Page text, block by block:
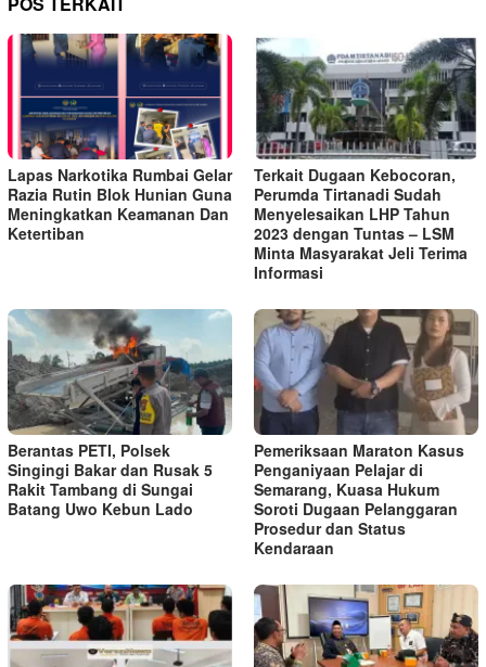
Lapas Narkotika Rumbai Gelar
Razia Rutin Blok Hunian Guna
Meningkatkan Keamanan Dan
Ketertiban
Terkait Dugaan Kebocoran,
Perumda Tirtanadi Sudah
Menyelesaikan LHP Tahun
2023 dengan Tuntas – LSM
Minta Masyarakat Jeli Terima
Informasi
Berantas PETI, Polsek
Singingi Bakar dan Rusak 5
Rakit Tambang di Sungai
Batang Uwo Kebun Lado
Pemeriksaan Maraton Kasus
Penganiyaan Pelajar di
Semarang, Kuasa Hukum
Soroti Dugaan Pelanggaran
Prosedur dan Status
Kendaraan